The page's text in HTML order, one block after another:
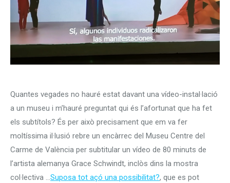
Quantes vegades no hauré estat davant una vídeo-instal·lació
a un museu i m’hauré preguntat qui és l’afortunat que ha fet
els subtítols? És per això precisament que em va fer
moltíssima il·lusió rebre un encàrrec del Museu Centre del
Carme de València per subtitular un vídeo de 80 minuts de
l’artista alemanya Grace Schwindt, inclòs dins la mostra
col·lectiva …Suposa tot açó una possibilitat?, que es pot